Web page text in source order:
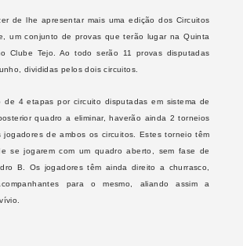
de lhe apresentar mais uma edição dos Circuitos
um conjunto de provas que terão lugar na Quinta
Clube Tejo. Ao todo serão 11 provas disputadas
divididas pelos dois circuitos.
de 4 etapas por circuito disputadas em sistema de
quadro a eliminar, haverão ainda 2 torneios
de ambos os circuitos. Estes torneio têm
se jogarem com um quadro aberto, sem fase de
B. Os jogadores têm ainda direito a churrasco,
para o mesmo, aliando assim a